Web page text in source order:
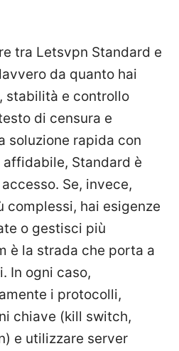
tra Letsvpn Standard e
da quanto hai
stabilità e controllo
di censura e
soluzione rapida con
Standard è
Se, invece,
complessi, hai esigenze
o gestisci più
è la strada che porta a
In ogni caso,
i protocolli,
chiave (kill switch,
e utilizzare server